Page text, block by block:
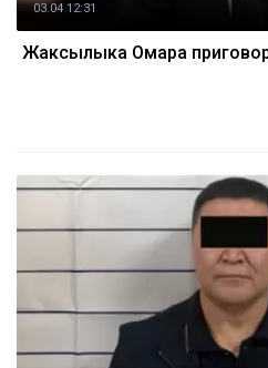
03.04 12:31
Жаксылыка Омара